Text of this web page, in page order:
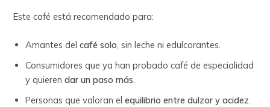
Este café está recomendado para:
Amantes delcafé solo, sin leche ni edulcorantes.
Consumidores que ya han probado café de especialidad
y quierendar un paso más.
Personas que valoran elequilibrio entre dulzor y acidez.